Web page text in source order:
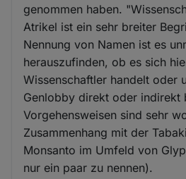
genommen haben.
Atrikel ist ein sehr breiter
Nennung von Namen ist es
herauszufinden, ob es sich
Wissenschaftler handelt oder
Genlobby direkt oder indirekt
Vorgehensweisen sind sehr
Zusammenhang mit der
Monsanto im Umfeld von
nur ein paar zu nennen).